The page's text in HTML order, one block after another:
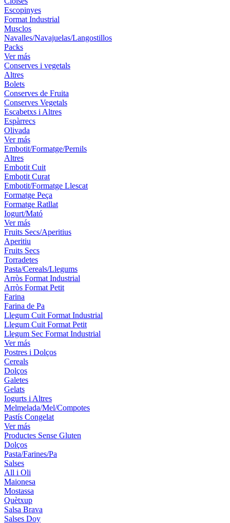
Escopinyes
Format Industrial
Musclos
Navalles/Navajuelas/Langostillos
Packs
Ver más
Conserves i vegetals
Altres
Bolets
Conserves de Fruita
Conserves Vegetals
Escabetxs i Altres
Espàrrecs
Olivada
Ver más
Embotit/Formatge/Pernils
Altres
Embotit Cuit
Embotit Curat
Embotit/Formatge Llescat
Formatge Peça
Formatge Ratllat
Iogurt/Mató
Ver más
Fruits Secs/Aperitius
Aperitiu
Fruits Secs
Torradetes
Pasta/Cereals/Llegums
Arròs Format Industrial
Arròs Format Petit
Farina
Farina de Pa
Llegum Cuit Format Industrial
Llegum Cuit Format Petit
Llegum Sec Format Industrial
Ver más
Postres i Dolços
Cereals
Dolços
Galetes
Gelats
Iogurts i Altres
Melmelada/Mel/Compotes
Pastís Congelat
Ver más
Productes Sense Gluten
Dolços
Pasta/Farines/Pa
Salses
All i Oli
Maionesa
Mostassa
Quètxup
Salsa Brava
Salses Doy